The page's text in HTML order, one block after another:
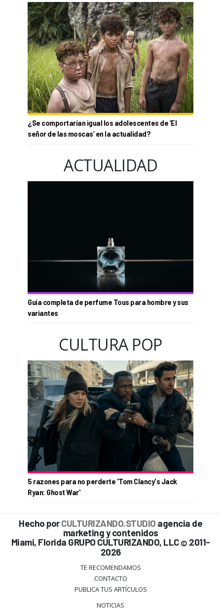
¿Se comportarían igual los adolescentes de ‘El
señor de las moscas’ en la actualidad?
ACTUALIDAD
Guía completa de perfume Tous para hombre y sus
variantes
CULTURA POP
5 razones para no perderte 'Tom Clancy's Jack
Ryan: Ghost War'
Hecho porCULTURIZANDO.STUDIO agencia de
marketing y contenidos
Miami, Florida GRUPO CULTURIZANDO, LLC © 2011-
2026
TE RECOMENDAMOS
CONTACTO
PUBLICA TUS ARTÍCULOS
NOTICIAS